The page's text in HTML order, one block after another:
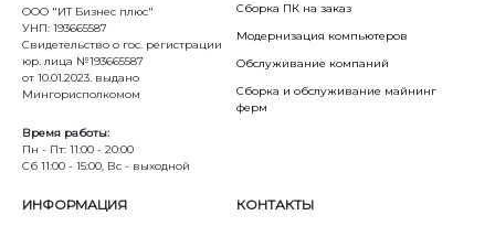
ООО "ИТ Бизнес плюс"
УНП: 193665587
Свидетельство о гос. регистрации
юр. лица №193665587
от 10.01.2023. выдано
Мингорисполкомом
Время работы:
Пн - Пт: 11:00 - 20:00
Сб 11:00 - 15:00, Вс - выходной
Сборка ПК на заказ
Модернизация компьютеров
Обслуживание компаний
Сборка и обслуживание майнинг
ферм
ИНФОРМАЦИЯ КОНТАКТЫ